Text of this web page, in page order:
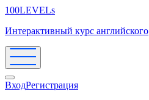
100LEVELs
Интерактивный курс английского
ВходРегистрация